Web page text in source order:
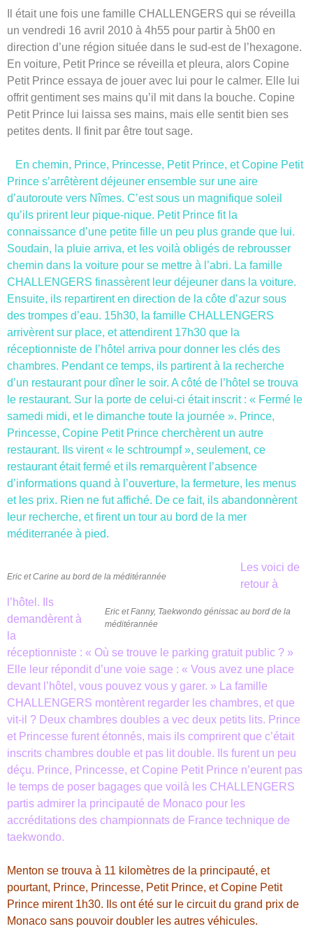
Il était une fois une famille CHALLENGERS qui se réveilla
un vendredi 16 avril 2010 à 4h55 pour partir à 5h00 en
direction d’une région située dans le sud-est de l’hexagone.
En voiture, Petit Prince se réveilla et pleura, alors Copine
Petit Prince essaya de jouer avec lui pour le calmer. Elle lui
offrit gentiment ses mains qu’il mit dans la bouche. Copine
Petit Prince lui laissa ses mains, mais elle sentit bien ses
petites dents. Il finit par être tout sage.
En chemin, Prince, Princesse, Petit Prince, et Copine Petit
Prince s’arrêtèrent déjeuner ensemble sur une aire
d’autoroute vers Nîmes. C’est sous un magnifique soleil
qu’ils prirent leur pique-nique. Petit Prince fit la
connaissance d’une petite fille un peu plus grande que lui.
Soudain, la pluie arriva, et les voilà obligés de rebrousser
chemin dans la voiture pour se mettre à l’abri. La famille
CHALLENGERS finassèrent leur déjeuner dans la voiture.
Ensuite, ils repartirent en direction de la côte d’azur sous
des trompes d’eau. 15h30, la famille CHALLENGERS
arrivèrent sur place, et attendirent 17h30 que la
réceptionniste de l’hôtel arriva pour donner les clés des
chambres. Pendant ce temps, ils partirent à la recherche
d’un restaurant pour dîner le soir. A côté de l’hôtel se trouva
le restaurant. Sur la porte de celui-ci était inscrit : « Fermé le
samedi midi, et le dimanche toute la journée ». Prince,
Princesse, Copine Petit Prince cherchèrent un autre
restaurant. Ils virent « le schtroumpf », seulement, ce
restaurant était fermé et ils remarquèrent l’absence
d’informations quand à l’ouverture, la fermeture, les menus
et les prix. Rien ne fut affiché. De ce fait, ils abandonnèrent
leur recherche, et firent un tour au bord de la mer
méditerranée à pied.
Eric et Carine au bord de la méditérannée
Eric et Fanny, Taekwondo génissac au bord de la
méditérannée
Les voici de
retour à
l’hôtel. Ils
demandèrent à
la
réceptionniste : « Où se trouve le parking gratuit public ? »
Elle leur répondit d’une voie sage : « Vous avez une place
devant l’hôtel, vous pouvez vous y garer. » La famille
CHALLENGERS montèrent regarder les chambres, et que
vit-il ? Deux chambres doubles a vec deux petits lits. Prince
et Princesse furent étonnés, mais ils comprirent que c’était
inscrits chambres double et pas lit double. Ils furent un peu
déçu. Prince, Princesse, et Copine Petit Prince n’eurent pas
le temps de poser bagages que voilà les CHALLENGERS
partis admirer la principauté de Monaco pour les
accréditations des championnats de France technique de
taekwondo.
Menton se trouva à 11 kilomètres de la principauté, et
pourtant, Prince, Princesse, Petit Prince, et Copine Petit
Prince mirent 1h30. Ils ont été sur le circuit du grand prix de
Monaco sans pouvoir doubler les autres véhicules.